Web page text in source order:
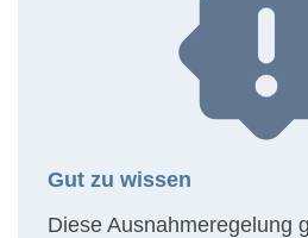
Gut zu wissen
Diese Ausnahmeregelung